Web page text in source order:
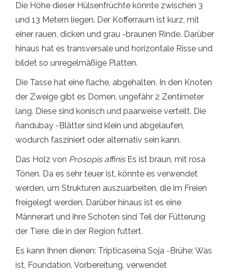
Die Höhe dieser Hülsenfrüchte könnte zwischen 3
und 13 Metern liegen. Der Kofferraum ist kurz, mit
einer rauen, dicken und grau -braunen Rinde. Darüber
hinaus hat es transversale und horizontale Risse und
bildet so unregelmäßige Platten.
Die Tasse hat eine flache, abgehalten. In den Knoten
der Zweige gibt es Dornen, ungefähr 2 Zentimeter
lang. Diese sind konisch und paarweise verteilt. Die
ñandubay -Blätter sind klein und abgelaufen,
wodurch fasziniert oder alternativ sein kann.
Das Holz von Prosopis affinisEs ist braun, mit rosa
Tönen. Da es sehr teuer ist, könnte es verwendet
werden, um Strukturen auszuarbeiten, die im Freien
freigelegt werden. Darüber hinaus ist es eine
Männerart und ihre Schoten sind Teil der Fütterung
der Tiere, die in der Region futtert.
Es kann Ihnen dienen: Tripticaseína Soja -Brühe: Was
ist, Foundation, Vorbereitung, verwendet